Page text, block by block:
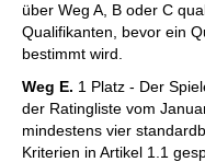
über Weg A, B oder C
Qualifikanten, bevor ein
bestimmt wird.
Weg E. 1 Platz - Der
der Ratingliste vom
mindestens vier
Kriterien in Artikel 1.1